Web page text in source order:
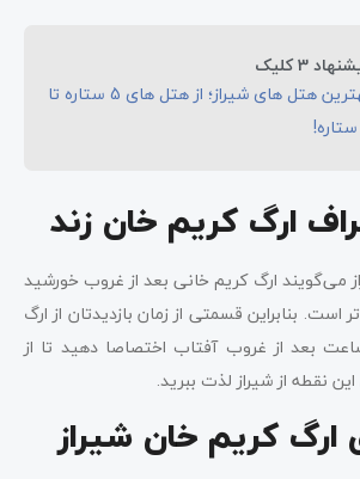
3 کلیک
بهترین هتل های شیراز؛ از هتل های 5 ستاره تا
ارگ کریم خان زند
می‌گویند ارگ کریم خانی بعد از غروب خورشید
است. بنابراین قسمتی از زمان بازدیدتان از ارگ
بعد از غروب آفتاب اختصاصا دهید تا از
نقطه از شیراز لذت ببرید.
کریم خان شیراز